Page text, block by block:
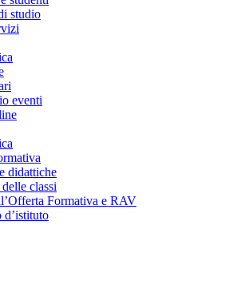
studio
eventi
didattiche
classi
Formativa e RAV